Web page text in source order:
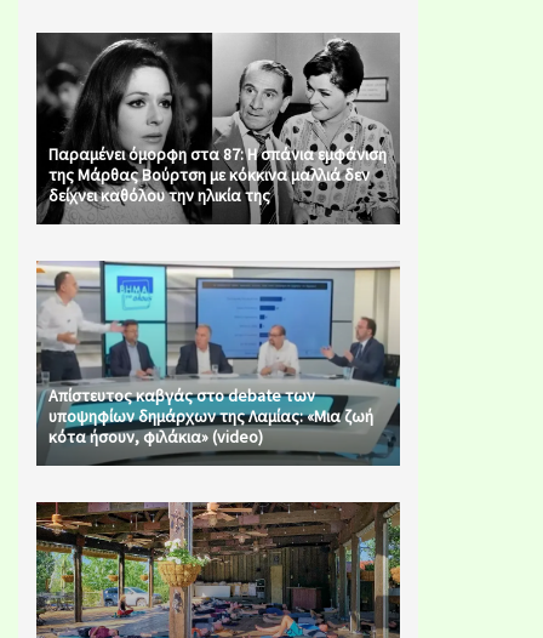
Παραμένει όμορφη στα 87: Η σπάνια εμφάνιση
της Μάρθας Βούρτση με κόκκινα μαλλιά δεν
δείχνει καθόλου την ηλικία της
Απίστευτος καβγάς στο debate των
υποψηφίων δημάρχων της Λαμίας: «Μια ζωή
κότα ήσουν, φιλάκια» (video)